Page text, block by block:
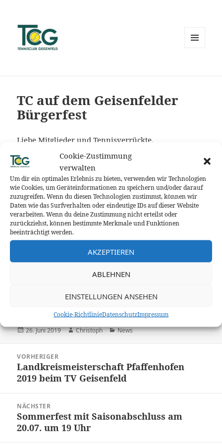
Cookie-Zustimmung
verwalten
Um dir ein optimales Erlebnis zu bieten, verwenden wir Technologien
wie Cookies, um Geräteinformationen zu speichern und/oder darauf
zuzugreifen. Wenn du diesen Technologien zustimmst, können wir
Daten wie das Surfverhalten oder eindeutige IDs auf dieser Website
verarbeiten. Wenn du deine Zustimmung nicht erteilst oder
zurückziehst, können bestimmte Merkmale und Funktionen
beeinträchtigt werden.
AKZEPTIEREN
ABLEHNEN
EINSTELLUNGEN ANSEHEN
Cookie-RichtlinieDatenschutzImpressum
TC auf dem Geisenfelder
Bürgerfest
Liebe Mitglieder und Tennisverrückte,
diesen Samstag und Sonntag ist es wieder so weit.
Unser Bürgerfest in Geisenfeld findet statt! Wir sind
auch wieder vertreten und gegenüber der Sparkasse
beim Gandorfer Stadel zu finden! Schaut gern
vorbei wir freuen uns auf euer Kommen!
PS: Fleißige Helfer werden immer gebraucht bzw.
(ernstorfer.theresa@gmail.com)
Veröffentlicht
26. Juni 2019 Autor
Christoph Kategorien
News
VORHERIGER
Vorheriger
Beitrag:
Landkreismeisterschaft Pfaffenhofen
2019 beim TV Geisenfeld
NÄCHSTER
Nächster
Beitrag:
Sommerfest mit Saisonabschluss am
20.07. um 19 Uhr